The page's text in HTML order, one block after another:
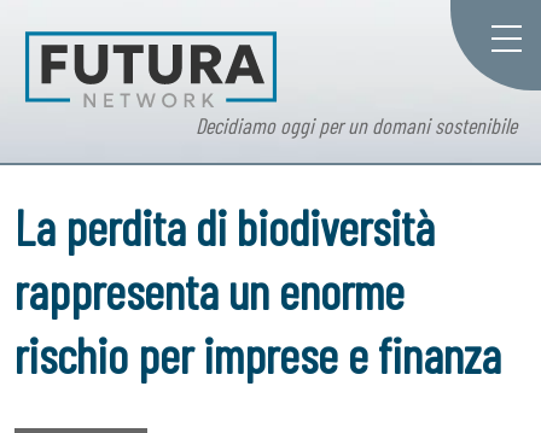
Decidiamo oggi per un domani sostenibile
La perdita di biodiversità
rappresenta un enorme
rischio per imprese e finanza